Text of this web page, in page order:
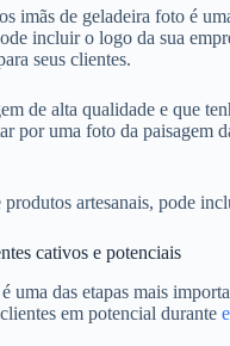
imãs de geladeira foto é
incluir o logo da sua
seus clientes.
de alta qualidade e que
por uma foto da paisagem
artesanais, pode
cativos e potenciais
das etapas mais
em potencial durante